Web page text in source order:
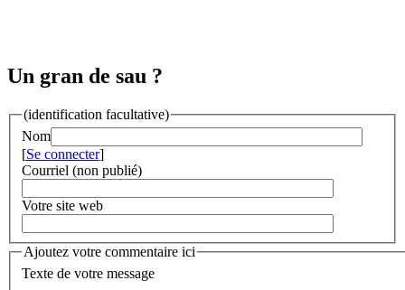
Un gran de sau ?
(identification facultative)
Nom
[Se connecter]
Courriel (non publié)
Votre site web
Ajoutez votre commentaire ici
Texte de votre message